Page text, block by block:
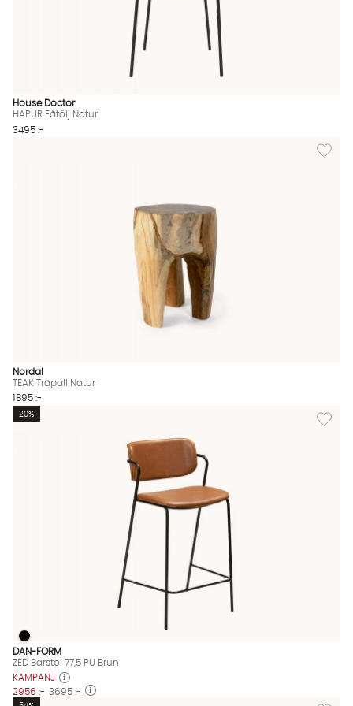
House Doctor
HAPUR Fåtölj Natur
3495 :-
Lägg
Nordal
TEAK Träpall Natur
1895 :-
Lägg
20%
ZED Barstol 77,5 PU Brun Finns även i dessa färger:
ZED Barstol 77,5 PU Brun
DAN-FORM
ZED Barstol 77,5 PU Brun
KAMPANJ
2956 :- 3695 :-
Lägg